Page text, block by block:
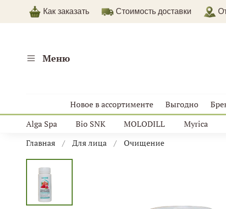
Как заказать Стоимость доставки
Меню
Новое в ассортименте Выгодно
Alga Spa
Bio SNK MOLODILL Myrica
Главная
Для лица Очищение